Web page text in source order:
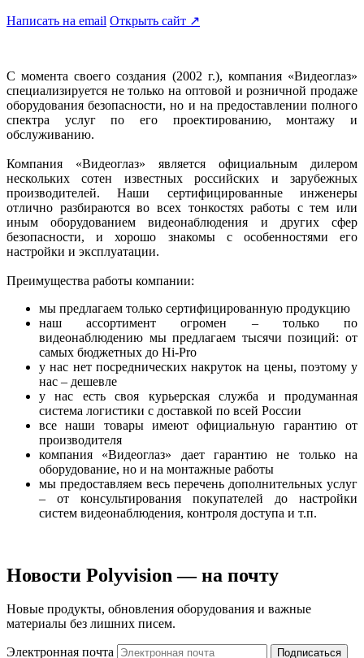
Написать на email Открыть сайт ↗
С момента своего создания (2002 г.), компания «Видеоглаз»
специализируется не только на оптовой и розничной продаже
оборудования безопасности, но и на предоставлении полного
спектра услуг по его проектированию, монтажу и
обслуживанию.
Компания «Видеоглаз» является официальным дилером
нескольких сотен известных российских и зарубежных
производителей. Наши сертифицированные инженеры
отлично разбираются во всех тонкостях работы с тем или
иным оборудованием видеонаблюдения и других сфер
безопасности, и хорошо знакомы с особенностями его
настройки и эксплуатации.
Преимущества работы компании:
мы предлагаем только сертифицированную продукцию
наш ассортимент огромен – только по
видеонаблюдению мы предлагаем тысячи позиций: от
самых бюджетных до Hi-Pro
у нас нет посреднических накруток на цены, поэтому у
нас – дешевле
у нас есть своя курьерская служба и продуманная
система логистики с доставкой по всей России
все наши товары имеют официальную гарантию от
производителя
компания «Видеоглаз» дает гарантию не только на
оборудование, но и на монтажные работы
мы предоставляем весь перечень дополнительных услуг
– от консультирования покупателей до настройки
систем видеонаблюдения, контроля доступа и т.п.
Новости Polyvision — на почту
Новые продукты, обновления оборудования и важные
материалы без лишних писем.
Электронная почта Подписаться